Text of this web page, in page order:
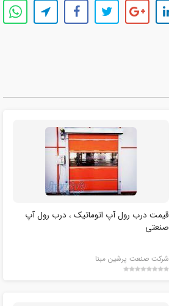
قیمت درب رول آپ اتوماتیک ، درب رول آپ
صنعتی
شرکت صنعت پرشین مبنا